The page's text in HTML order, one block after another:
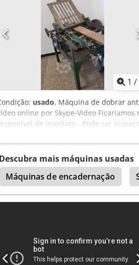
1 /
usado, Máquina de dobrar
online por Skype-Video
de imediato - Pode ser
Descubra mais máquinas usadas
Máquinas de encadernação